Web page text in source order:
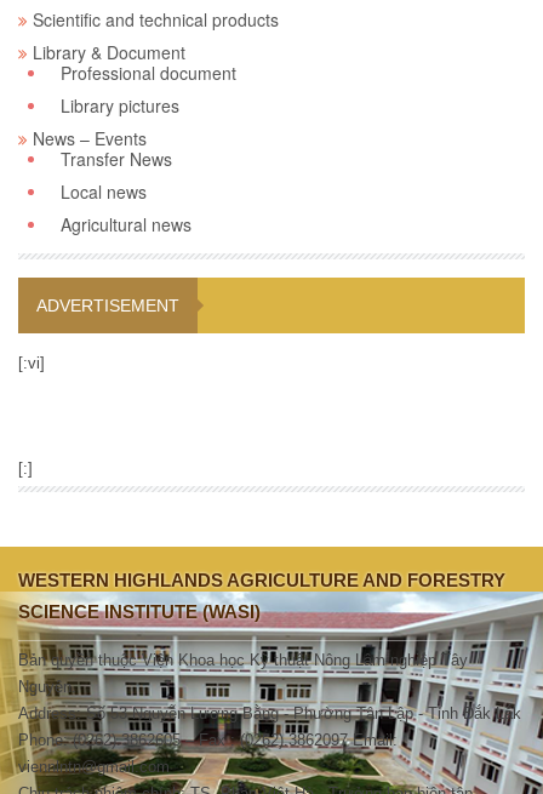
Scientific and technical products
Library & Document
Professional document
Library pictures
News – Events
Transfer News
Local news
Agricultural news
ADVERTISEMENT
[:vi]
[:]
WESTERN HIGHLANDS AGRICULTURE AND FORESTRY
SCIENCE INSTITUTE (WASI)
Bản quyền thuộc Viện Khoa học Kỹ thuật Nông Lâm nghiệp Tây
Nguyên.
Address: Số 53 Nguyễn Lương Bằng - Phường Tân Lập - Tỉnh Đắk Lắk
Phone: (0262).3862605 – Fax : (0262).3862097 Email:
viennlntn@gmail.com